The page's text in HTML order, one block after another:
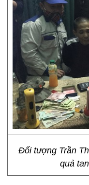
Đối tượng Trần
quả